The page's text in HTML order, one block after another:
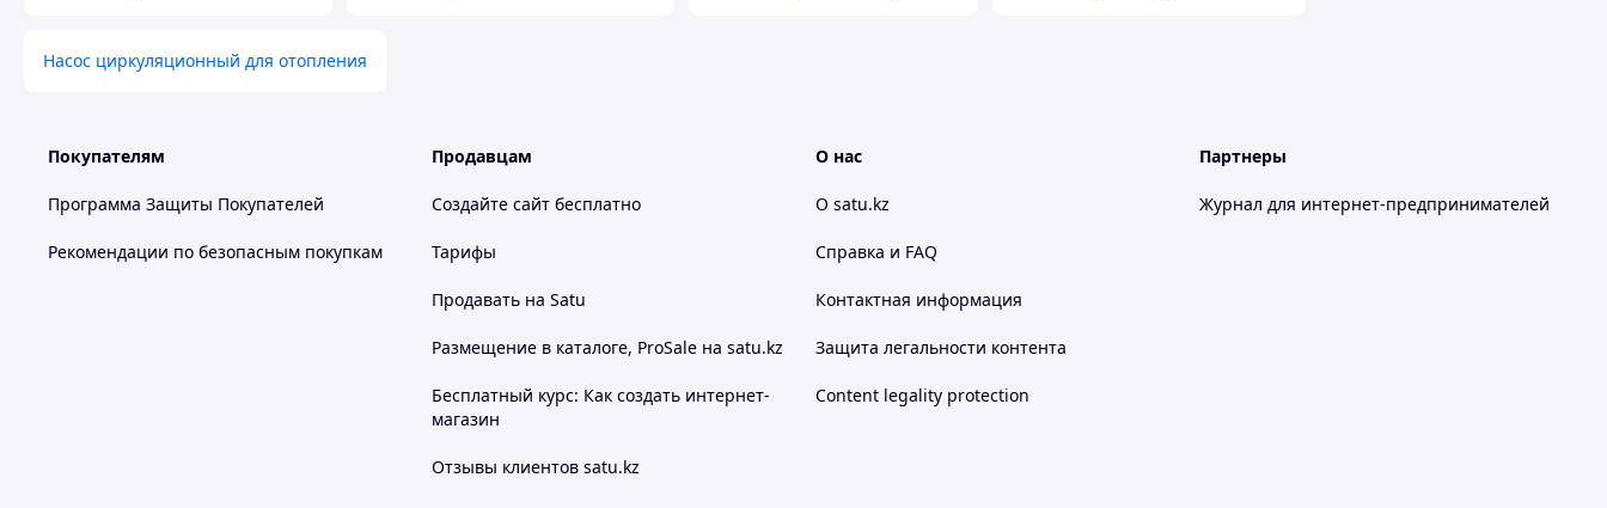
Насос циркуляционный для отопления
Покупателям
Программа Защиты Покупателей
Рекомендации по безопасным покупкам
Продавцам
Создайте сайт бесплатно
Тарифы
Продавать на Satu
Размещение в каталоге, ProSale на satu.kz
Бесплатный курс: Как создать интернет-
магазин
Отзывы клиентов satu.kz
О нас
О satu.kz
Справка и FAQ
Контактная информация
Защита легальности контента
Content legality protection
Партнеры
Журнал для интернет-предпринимателей